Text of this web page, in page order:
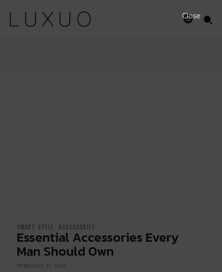
SMART STYLE ACCESSORIES
Essential Accessories Every
Man Should Own
FEBRUARY 21, 2025
Close